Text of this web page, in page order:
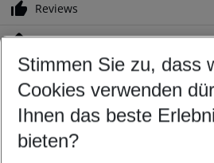
Reviews
Location
Customize your offer
Find the perfect deal which suits
Your departure airport
Any airport
Stimmen Sie zu, dass
Cookies verwenden
Ihnen das beste
bieten?